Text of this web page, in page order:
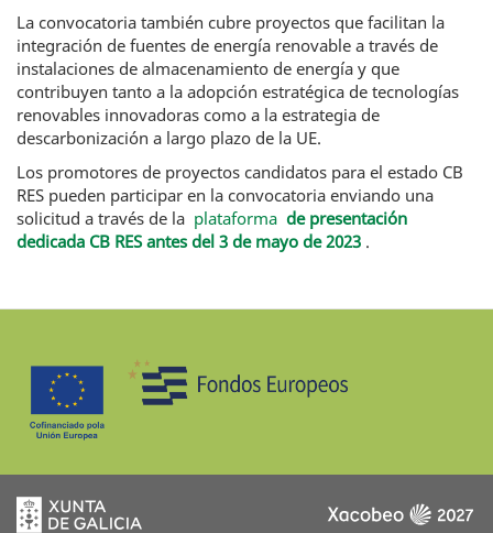
La convocatoria también cubre proyectos que facilitan la
integración de fuentes de energía renovable a través de
instalaciones de almacenamiento de energía y que
contribuyen tanto a la adopción estratégica de tecnologías
renovables innovadoras como a la estrategia de
descarbonización a largo plazo de la UE.
Los promotores de proyectos candidatos para el estado CB
RES pueden participar en la convocatoria enviando una
solicitud a través de la plataforma de presentación
dedicada CB RES antes del 3 de mayo de 2023 .